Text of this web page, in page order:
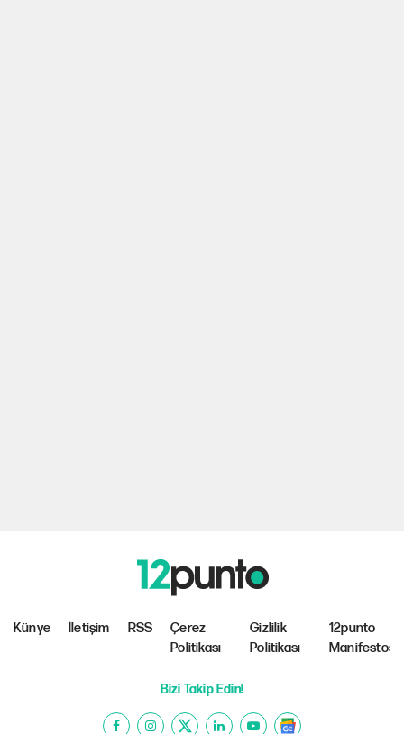
Künye İletişim RSS
Çerez
Politikası
Gizlilik
Politikası
12punto
Manifestosu
Bizi Takip Edin!